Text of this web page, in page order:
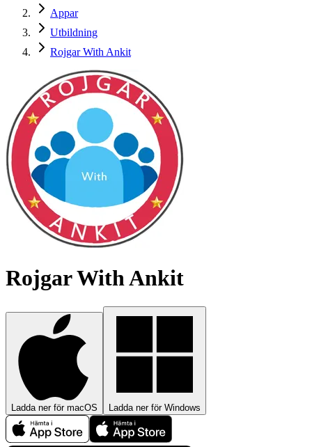
Appar
Utbildning
Rojgar With Ankit
Rojgar With Ankit
Ladda ner för macOS Ladda ner för Windows